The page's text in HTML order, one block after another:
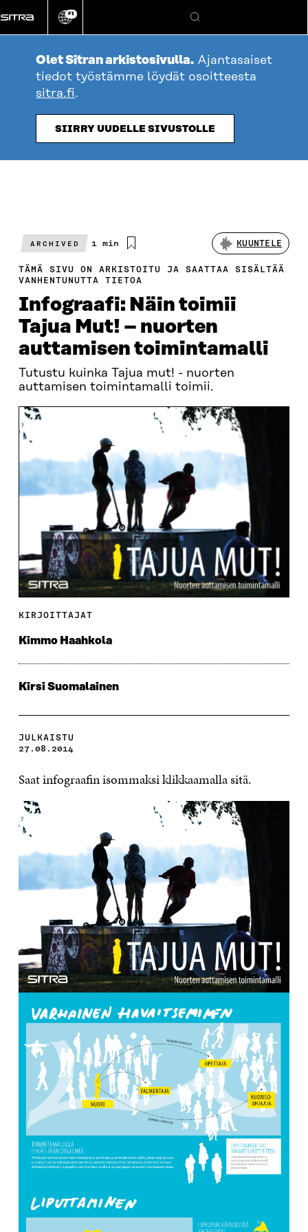
suoraan
sisältöön
Vaihda
kieli
FI
Hae
Olet Sitran arkistosivulla. Ajantasaiset
tiedot työstämme löydät osoitteesta
sitra.fi.
SIIRRY UUDELLE SIVUSTOLLE
ARCHIVED
Arvioitu
1 min KUUNTELE
TÄMÄ SIVU ON ARKISTOITU JA SAATTAA SISÄLTÄÄ
VANHENTUNUTTA TIETOA
Infograafi: Näin toimii
Tajua Mut! – nuorten
auttamisen toimintamalli
Tutustu kuinka Tajua mut! - nuorten
auttamisen toimintamalli toimii.
KIRJOITTAJAT
Kimmo Haahkola
Kirsi Suomalainen
JULKAISTU
27.08.2014
Saat infograafin isommaksi klikkaamalla sitä.